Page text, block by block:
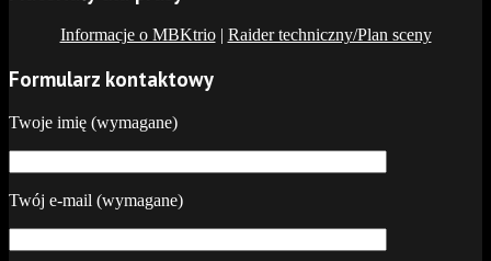
Informacje o MBKtrio| Raider techniczny/Plan sceny
Formularz kontaktowy
Twoje imię (wymagane)
Twój e-mail (wymagane)